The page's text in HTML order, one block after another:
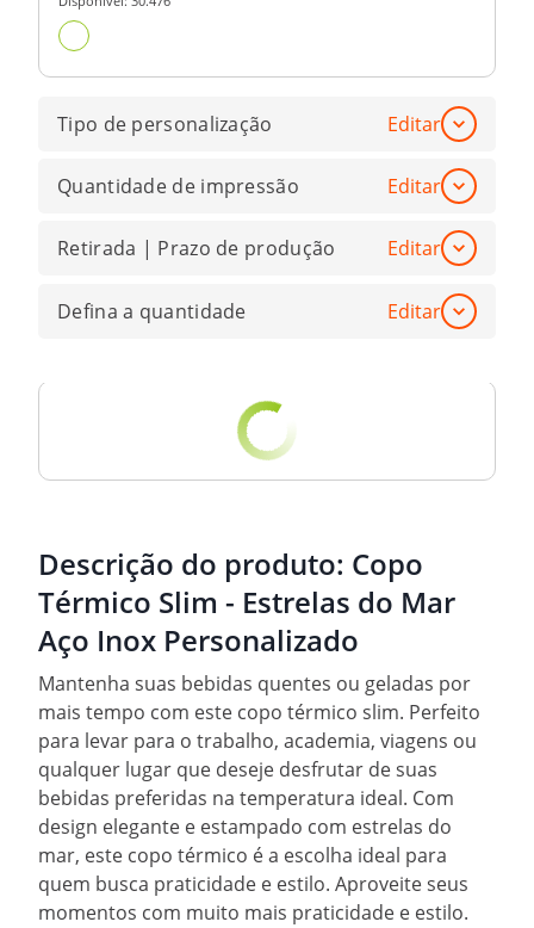
Tipo de personalização Editar
Quantidade de impressão Editar
Retirada | Prazo de produção Editar
Defina a quantidade Editar
Descrição do produto: Copo
Térmico Slim - Estrelas do Mar
Aço Inox Personalizado
Mantenha suas bebidas quentes ou geladas por
mais tempo com este copo térmico slim. Perfeito
para levar para o trabalho, academia, viagens ou
qualquer lugar que deseje desfrutar de suas
bebidas preferidas na temperatura ideal. Com
design elegante e estampado com estrelas do
mar, este copo térmico é a escolha ideal para
quem busca praticidade e estilo. Aproveite seus
momentos com muito mais praticidade e estilo.